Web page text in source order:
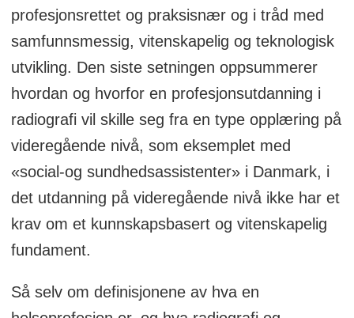
profesjonsrettet og praksisnær og i tråd med
samfunnsmessig, vitenskapelig og teknologisk
utvikling. Den siste setningen oppsummerer
hvordan og hvorfor en profesjonsutdanning i
radiografi vil skille seg fra en type opplæring på
videregående nivå, som eksemplet med
«social-og sundhedsassistenter» i Danmark, i
det utdanning på videregående nivå ikke har et
krav om et kunnskapsbasert og vitenskapelig
fundament.
Så selv om definisjonene av hva en